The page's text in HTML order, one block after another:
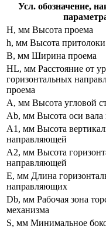
Усл. обозначение,
H, мм Высота проема
h, мм Высота притолоки
B, мм Ширина проема
HL, мм Расстояние от
горизонтальных
проема
A, мм Высота угловой
Ab, мм Высота оси вала
A1, мм Высота
направляющей
A2, мм Высота
направляющей
E, мм Длина
направляющих
Db, мм Рабочая зона
механизма
S, мм Минимальное